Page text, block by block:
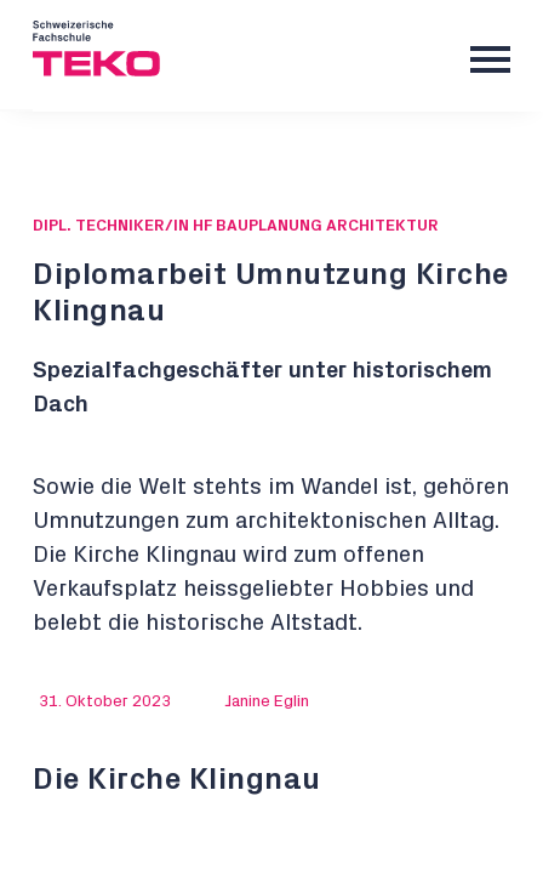
DIPL. TECHNIKER/IN HF BAUPLANUNG ARCHITEKTUR
Diplomarbeit Umnutzung Kirche
Klingnau
Spezialfachgeschäfter unter historischem
Dach
Sowie die Welt stehts im Wandel ist, gehören
Umnutzungen zum architektonischen Alltag.
Die Kirche Klingnau wird zum offenen
Verkaufsplatz heissgeliebter Hobbies und
belebt die historische Altstadt.
31. Oktober 2023 Janine Eglin
Die Kirche Klingnau